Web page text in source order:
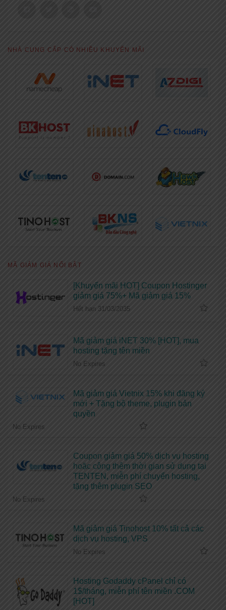
NHÀ CUNG CẤP CÓ NHIỀU KHUYẾN MÃI
MÃ GIẢM GIÁ NỔI BẬT
[Khuyến mãi HOT] Coupon Hostinger
giảm giá 75%+ Mã giảm giá 15%
Hết hạn 31/03/2035
Mã giảm giá iNET 30% [HOT], mua
hosting tặng tên miền
No Expires
Mã giảm giá Vietnix 15% khi đăng ký
mới + Tặng bộ theme, plugin bản
quyền
No Expires
Coupon giảm giá 50% dịch vụ hosting
hoặc cộng thêm thời gian sử dụng tại
TENTEN, miễn phí chuyển hosting,
tặng thêm plugin SEO
No Expires
Mã giảm giá Tinohost 10% tất cả các
dịch vụ hosting, VPS
No Expires
Hosting Godaddy cPanel chỉ có
1$/tháng, miễn phí tên miền .COM
[HOT]